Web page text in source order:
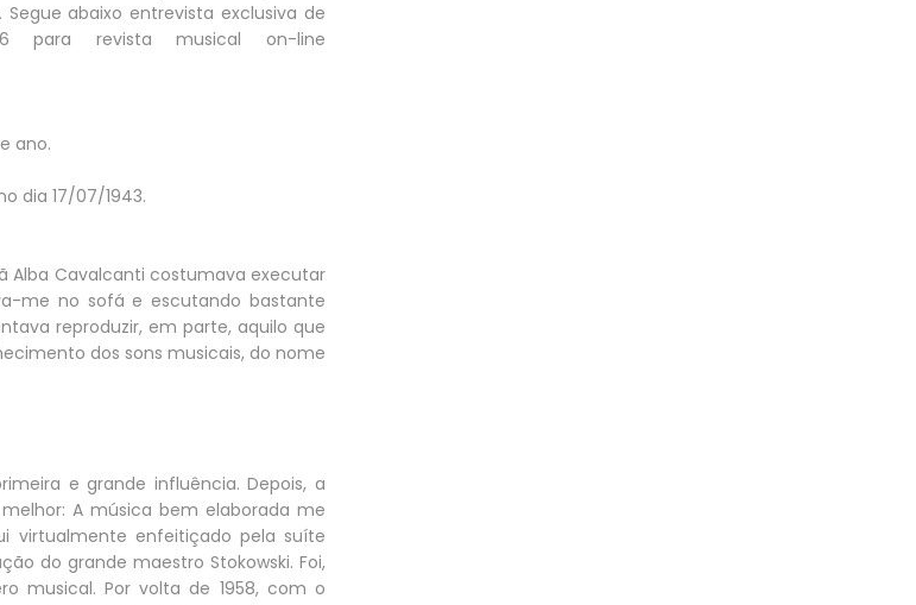
abaixo entrevista exclusiva de
para revista musical on-line
ano.
dia 17/07/1943.
Alba Cavalcanti costumava executar
me no sofá e escutando bastante
reproduzir, em parte, aquilo que
dos sons musicais, do nome
e grande influência. Depois, a
A música bem elaborada me
virtualmente enfeitiçado pela suíte
do grande maestro Stokowski. Foi,
musical. Por volta de 1958, com o